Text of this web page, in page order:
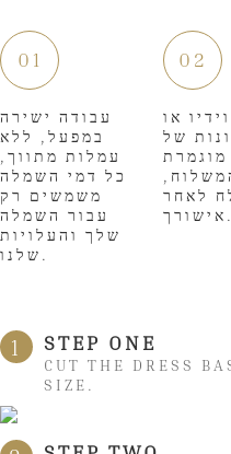
01
עבודה ישירה
במפעל, ללא
עמלות מתווך,
כל דמי השמלה
משמשים רק
עבור השמלה
שלך והעלויות
שלנו.
02
או
של
לאחר
אישורך.
1 STEP ONE
CUT THE DRESS
SIZE.